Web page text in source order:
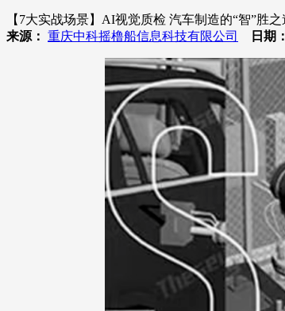
【7大实战场景】AI视觉质检 汽车制造的“智”胜之
来源： 重庆中科摇橹船信息科技有限公司 日期：